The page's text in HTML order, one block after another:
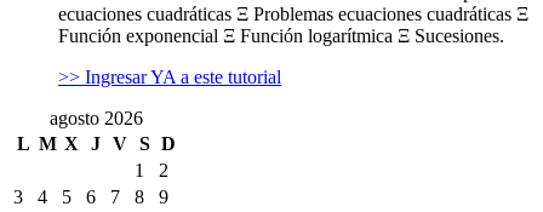
ecuaciones cuadráticas Ξ Problemas ecuaciones cuadráticas Ξ
Función exponencial Ξ Función logarítmica Ξ Sucesiones.
>> Ingresar YA a este tutorial
agosto 2026
L M X J V S D
1
2
3
4 5 6 7 8
9